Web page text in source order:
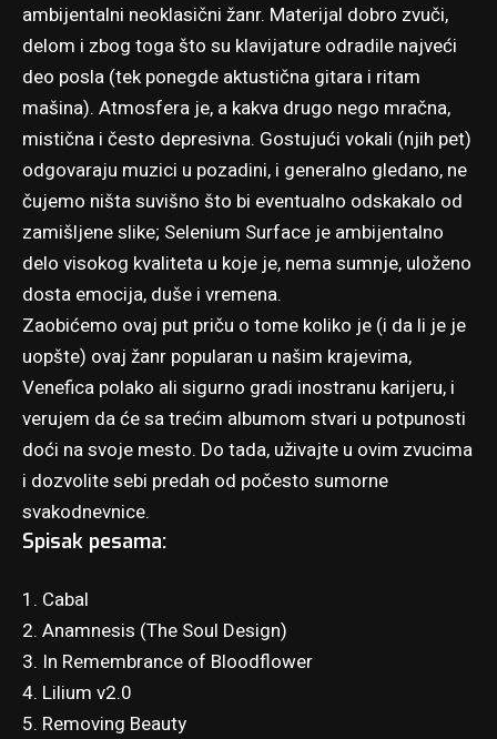
ambijentalni neoklasični žanr. Materijal dobro zvuči,
delom i zbog toga što su klavijature odradile najveći
deo posla (tek ponegde aktustična gitara i ritam
mašina). Atmosfera je, a kakva drugo nego mračna,
mistična i često depresivna. Gostujući vokali (njih pet)
odgovaraju muzici u pozadini, i generalno gledano, ne
čujemo ništa suvišno što bi eventualno odskakalo od
zamišljene slike; Selenium Surface je ambijentalno
delo visokog kvaliteta u koje je, nema sumnje, uloženo
dosta emocija, duše i vremena.
Zaobićemo ovaj put priču o tome koliko je (i da li je je
uopšte) ovaj žanr popularan u našim krajevima,
Venefica polako ali sigurno gradi inostranu karijeru, i
verujem da će sa trećim albumom stvari u potpunosti
doći na svoje mesto. Do tada, uživajte u ovim zvucima
i dozvolite sebi predah od počesto sumorne
svakodnevnice.
Spisak pesama:
1. Cabal
2. Anamnesis (The Soul Design)
3. In Remembrance of Bloodflower
4. Lilium v2.0
5. Removing Beauty